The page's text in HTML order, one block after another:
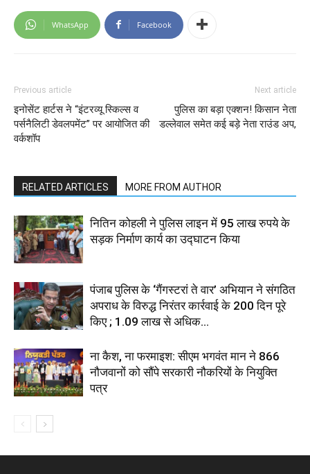
WhatsApp Facebook
Previous article
इनोसेंट हार्टस ने “इंटरव्यू स्किल्स व
पर्सनैलिटी डेवलपमेंट” पर आयोजित की
वर्कशॉप
Next article
पुलिस का बड़ा एक्शन! किसान नेता
डल्लेवाल समेत कई बड़े नेता राउंड अप,
RELATED ARTICLES MORE FROM AUTHOR
नितिन कोहली ने पुलिस लाइन में 95 लाख रुपये के
सड़क निर्माण कार्य का उद्घाटन किया
पंजाब पुलिस के ‘गैंगस्टरां ते वार’ अभियान ने संगठित
अपराध के विरुद्ध निरंतर कार्रवाई के 200 दिन पूरे
किए ; 1.09 लाख से अधिक...
ना कैश, ना फरमाइश: सीएम भगवंत मान ने 866
नौजवानों को सौंपे सरकारी नौकरियों के नियुक्ति
पत्र